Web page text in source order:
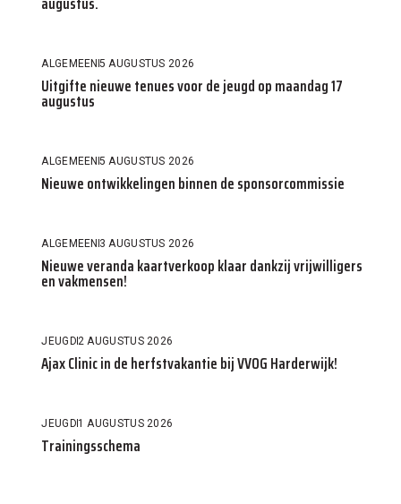
ALGEMEEN5 AUGUSTUS 2026
Uitgifte nieuwe tenues voor de jeugd op maandag 17
augustus
ALGEMEEN5 AUGUSTUS 2026
Nieuwe ontwikkelingen binnen de sponsorcommissie
ALGEMEEN3 AUGUSTUS 2026
Nieuwe veranda kaartverkoop klaar dankzij vrijwilligers
en vakmensen!
JEUGD2 AUGUSTUS 2026
Ajax Clinic in de herfstvakantie bij VVOG Harderwijk!
JEUGD1 AUGUSTUS 2026
Trainingsschema